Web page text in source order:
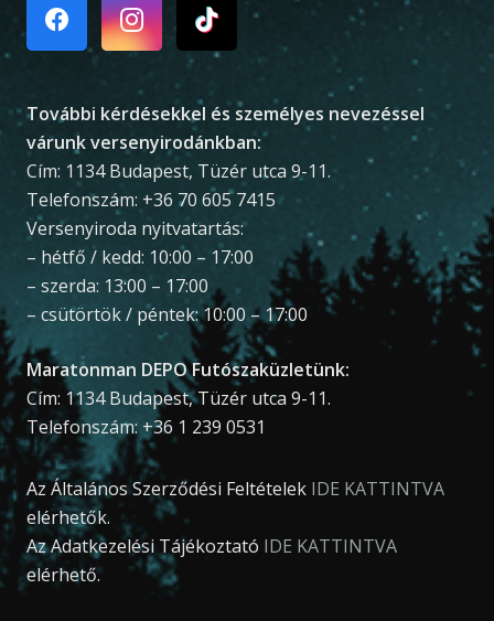
További kérdésekkel és személyes nevezéssel
várunk versenyirodánkban:
Cím: 1134 Budapest, Tüzér utca 9-11.
Telefonszám: +36 70 605 7415
Versenyiroda nyitvatartás:
– hétfő / kedd: 10:00 – 17:00
– szerda: 13:00 – 17:00
– csütörtök / péntek: 10:00 – 17:00
Maratonman DEPO Futószaküzletünk:
Cím: 1134 Budapest, Tüzér utca 9-11.
Telefonszám: +36 1 239 0531
Az Általános Szerződési Feltételek IDE KATTINTVA
elérhetők.
Az Adatkezelési Tájékoztató IDE KATTINTVA
elérhető.